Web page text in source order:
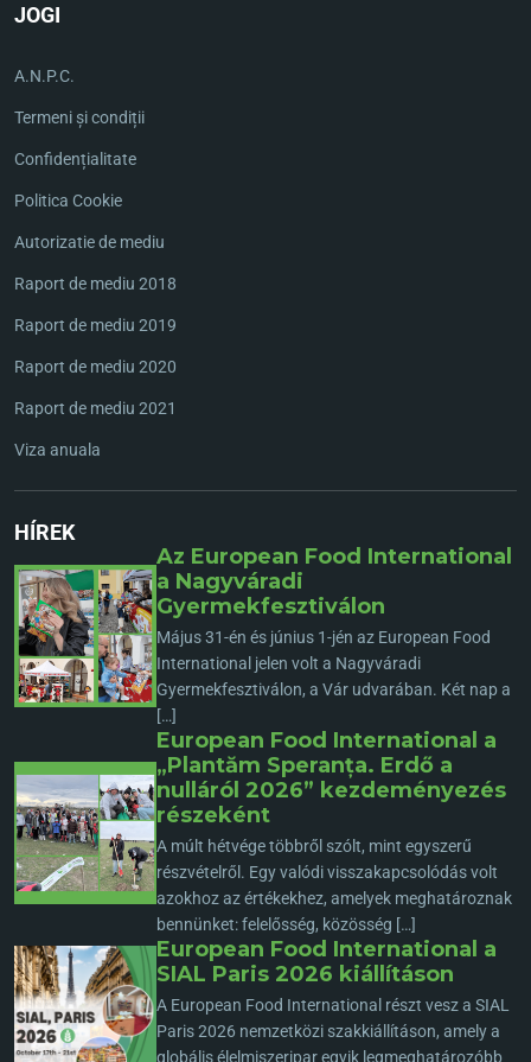
JOGI
A.N.P.C.
Termeni și condiții
Confidențialitate
Politica Cookie
Autorizatie de mediu
Raport de mediu 2018
Raport de mediu 2019
Raport de mediu 2020
Raport de mediu 2021
Viza anuala
HÍREK
Az European Food International
a Nagyváradi
Gyermekfesztiválon
Május 31-én és június 1-jén az European Food
International jelen volt a Nagyváradi
Gyermekfesztiválon, a Vár udvarában. Két nap a
[…]
European Food International a
„Plantăm Speranța. Erdő a
nulláról 2026” kezdeményezés
részeként
A múlt hétvége többről szólt, mint egyszerű
részvételről. Egy valódi visszakapcsolódás volt
azokhoz az értékekhez, amelyek meghatároznak
bennünket: felelősség, közösség […]
European Food International a
SIAL Paris 2026 kiállításon
A European Food International részt vesz a SIAL
Paris 2026 nemzetközi szakkiállításon, amely a
globális élelmiszeripar egyik legmeghatározóbb